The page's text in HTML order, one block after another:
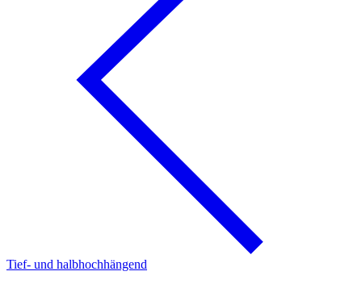
Tief- und halbhochhängend